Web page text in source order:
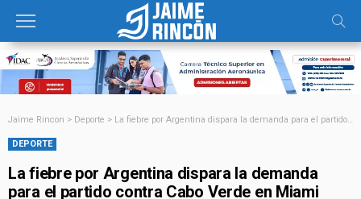
Jaime Rincon > Deporte > La fiebre por Argentina dispara la demanda para el partido contra Cabo Verde en Miami
DEPORTE
La fiebre por Argentina dispara la demanda
para el partido contra Cabo Verde en Miami